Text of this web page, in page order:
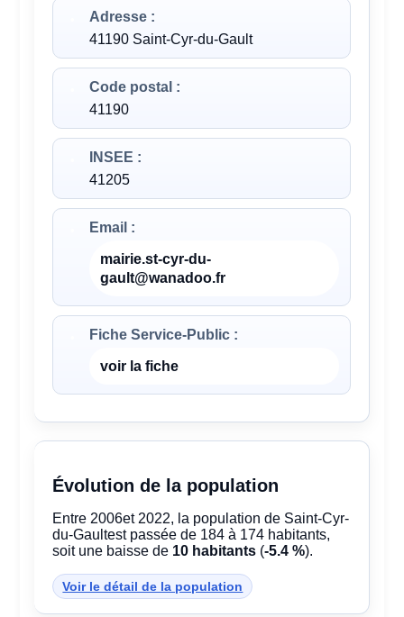
Adresse :
41190 Saint-Cyr-du-Gault
Code postal :
41190
INSEE :
41205
Email :
mairie.st-cyr-du-
gault@wanadoo.fr
Fiche Service-Public :
voir la fiche
Évolution de la population
Entre 2006et 2022, la population de Saint-Cyr-
du-Gaultest passée de 184 à 174 habitants,
soit une baisse de 10 habitants (-5.4 %).
Voir le détail de la population